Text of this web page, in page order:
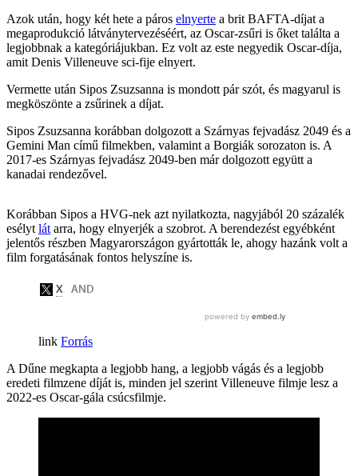
Azok után, hogy két hete a páros elnyerte a brit BAFTA-díjat a
megaprodukció látványtervezéséért, az Oscar-zsűri is őket találta a
legjobbnak a kategóriájukban. Ez volt az este negyedik Oscar-díja,
amit Denis Villeneuve sci-fije elnyert.
Vermette után Sipos Zsuzsanna is mondott pár szót, és magyarul is
megköszönte a zsűrinek a díjat.
Sipos Zsuzsanna korábban dolgozott a Szárnyas fejvadász 2049 és a
Gemini Man című filmekben, valamint a Borgiák sorozaton is. A
2017-es Szárnyas fejvadász 2049-ben már dolgozott együtt a
kanadai rendezővel.
Korábban Sipos a HVG-nek azt nyilatkozta, nagyjából 20 százalék
esélytlátarra, hogy elnyerjék a szobrot. A berendezést egyébként
jelentős részben Magyarországon gyártották le, ahogy hazánk volt a
film forgatásának fontos helyszíne is.
Forrás
A Dűne megkapta a legjobb hang, a legjobb vágás és a legjobb
eredeti filmzene díját is, minden jel szerint Villeneuve filmje lesz a
2022-es Oscar-gála csúcsfilmje.